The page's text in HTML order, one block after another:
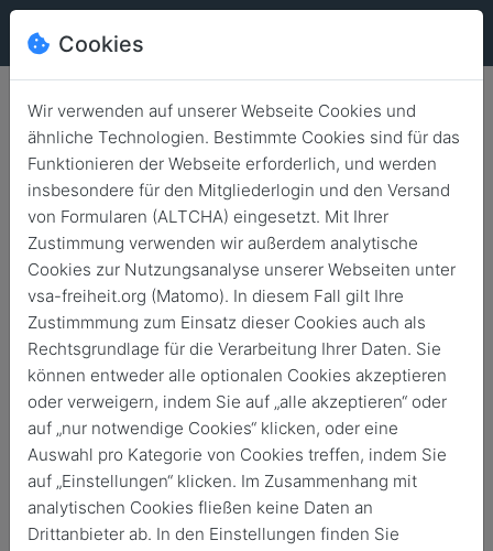
Archivierte News
Zurück
News durchsuchen
4. März 2021
Kulturelles Frühlingserwachen beim VSA
Mit dem Theaterstück "Maria Stuart" von Friedrich Schiller
Cookies
Wir verwenden auf unserer Webseite Cookies und
ähnliche Technologien. Bestimmte Cookies sind für das
Funktionieren der Webseite erforderlich, und werden
insbesondere für den Mitgliederlogin und den Versand
von Formularen (ALTCHA) eingesetzt. Mit Ihrer
Zustimmung verwenden wir außerdem analytische
Cookies zur Nutzungsanalyse unserer Webseiten unter
vsa-freiheit.org (Matomo). In diesem Fall gilt Ihre
Zustimmmung zum Einsatz dieser Cookies auch als
Rechtsgrundlage für die Verarbeitung Ihrer Daten. Sie
können entweder alle optionalen Cookies akzeptieren
oder verweigern, indem Sie auf „alle akzeptieren“ oder
auf „nur notwendige Cookies“ klicken, oder eine
Auswahl pro Kategorie von Cookies treffen, indem Sie
auf „Einstellungen“ klicken. Im Zusammenhang mit
analytischen Cookies fließen keine Daten an
Drittanbieter ab. In den Einstellungen finden Sie